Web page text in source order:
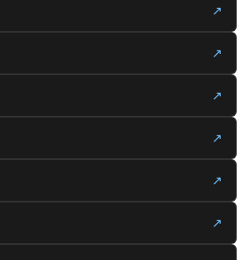
↗
↗
↗
↗
↗
↗